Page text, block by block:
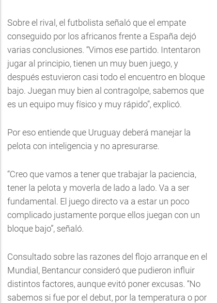
Sobre el rival, el futbolista señaló que el empate
conseguido por los africanos frente a España dejó
varias conclusiones. “Vimos ese partido. Intentaron
jugar al principio, tienen un muy buen juego, y
después estuvieron casi todo el encuentro en bloque
bajo. Juegan muy bien al contragolpe, sabemos que
es un equipo muy físico y muy rápido”, explicó.
Por eso entiende que Uruguay deberá manejar la
pelota con inteligencia y no apresurarse.
“Creo que vamos a tener que trabajar la paciencia,
tener la pelota y moverla de lado a lado. Va a ser
fundamental. El juego directo va a estar un poco
complicado justamente porque ellos juegan con un
bloque bajo”, señaló.
Consultado sobre las razones del flojo arranque en el
Mundial, Bentancur consideró que pudieron influir
distintos factores, aunque evitó poner excusas. “No
sabemos si fue por el debut, por la temperatura o por